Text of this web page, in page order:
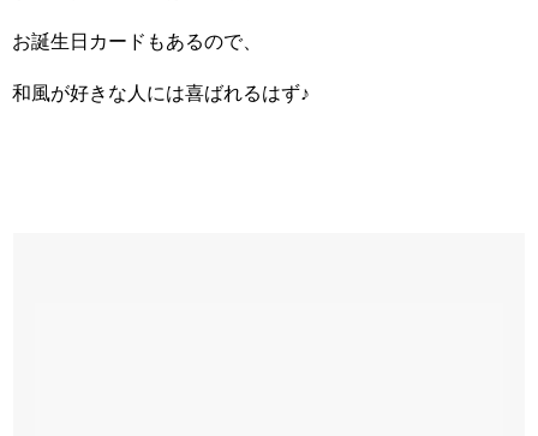
お誕生日カードもあるので、
和風が好きな人には喜ばれるはず♪